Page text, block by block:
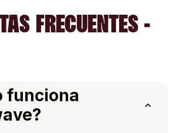
FRECUENTES -
funciona